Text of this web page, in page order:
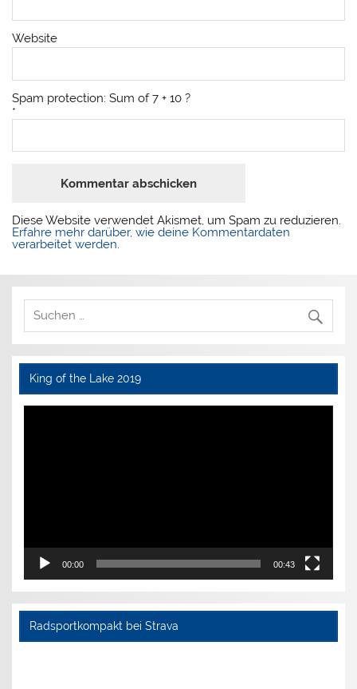
Website
Spam protection: Sum of 7 + 10 ?
*
Diese Website verwendet Akismet, um Spam zu reduzieren.
Erfahre mehr darüber, wie deine Kommentardaten
verarbeitet werden.
King of the Lake 2019
Video-
00:00 00:43
Radsportkompakt bei Strava